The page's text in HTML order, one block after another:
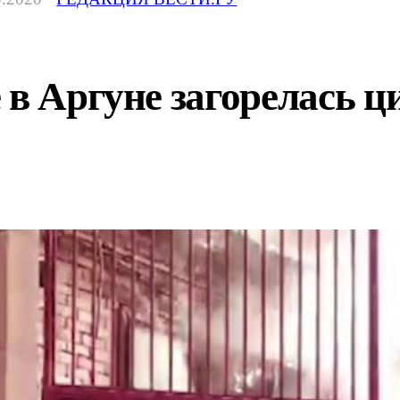
Аргуне загорелась